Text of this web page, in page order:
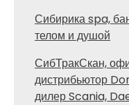
Сибирика spa,
телом и душой
СибТракСкан,
дистрибьютор
дилер Scania,